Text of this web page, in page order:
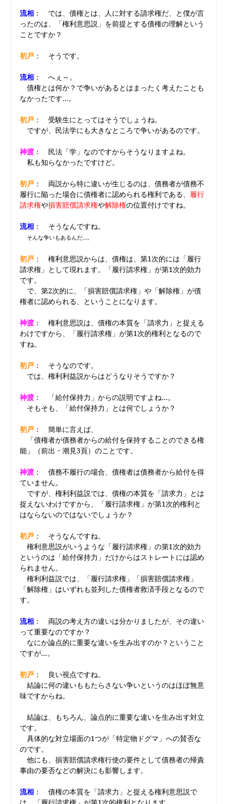
流相： では、債権とは、人に対する請求権だ、と僕が言
ったのは、「権利意思説」を前提とする債権の理解という
ことですか？
初戸： そうです。
流相： へぇ～。
債権とは何か？で争いがあるとはまったく考えたことも
なかったです…。
初戸： 受験生にとってはそうでしょうね。
ですが、民法学にも大きなところで争いがあるのです。
神渡： 民法「学」なのですからそうなりますよね。
私も知らなかったですけど。
初戸： 両説から特に違いが生じるのは、債務者が債務不
履行に陥った場合に債権者に認められる権利である、 履行
請求権や損害賠償請求権や解除権の位置付けですね。
流相： そうなんですね。
そんな争いもあるんだ…。
初戸： 権利意思説からは、債権は、第1次的には「履行
請求権」として現れます。「履行請求権」が第1次的効力
です。
で、第2次的に、「損害賠償請求権」や「解除権」が債
権者に認められる、ということになります。
神渡： 権利意思説は、債権の本質を「請求力」と捉える
わけですから、「履行請求権」が第1次的権利となるので
すね。
初戸： そうなのです。
では、権利利益説からはどうなりそうですか？
神渡： 「給付保持力」からの説明ですよね…。
そもそも、「給付保持力」とは何でしょうか？
初戸： 簡単に言えば、
「債権者が債務者からの給付を保持することのできる権
能」（前出・潮見3頁）のことです。
神渡： 債務不履行の場合、債権者は債務者から給付を得
ていません。
ですが、権利利益説では、債権の本質を「請求力」とは
捉えないわけですから、「履行請求権」が第1次的権利と
はならないのではないでしょうか？
初戸： そうなんですね。
権利意思説がいうような「履行請求権」の第1次的効力
というのは「給付保持力」だけからはストレートには認め
られません。
権利利益説では、「履行請求権」「損害賠償請求権」
「解除権」はいずれも並列した債権者救済手段となるので
す。
流相： 両説の考え方の違いは分かりましたが、その違い
って重要なのですか？
なにか論点的に重要な違いを生み出すのか？ということ
ですが…。
初戸： 良い視点ですね。
結論に何の違いももたらさない争いというのはほぼ無意
味ですからね。
結論は、もちろん、論点的に重要な違いを生み出す対立
です。
具体的な対立場面の1つが「特定物ドグマ」への賛否な
のです。
他にも、損害賠償請求権行使の要件として債務者の帰責
事由の要否などの解決にも影響します。
流相： 債権の本質を「請求力」と捉える権利意思説で